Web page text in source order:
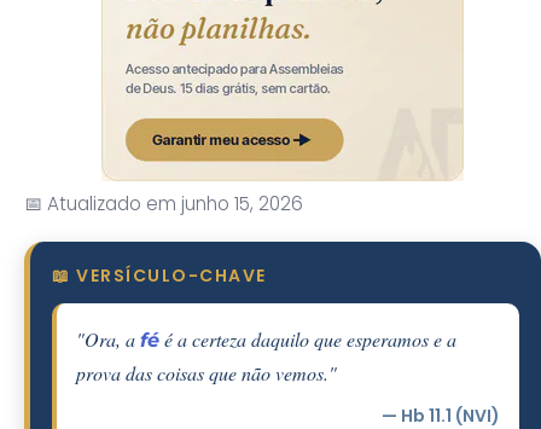
📅 Atualizado em junho 15, 2026
📖 VERSÍCULO-CHAVE
"Ora, a fé é a certeza daquilo que esperamos e a
prova das coisas que não vemos."
— Hb 11.1 (NVI)